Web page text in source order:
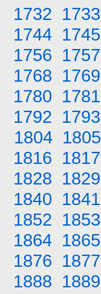
1732 1733
1744 1745
1756 1757
1768 1769
1780 1781
1792 1793
1804 1805
1816 1817
1828 1829
1840 1841
1852 1853
1864 1865
1876 1877
1888 1889